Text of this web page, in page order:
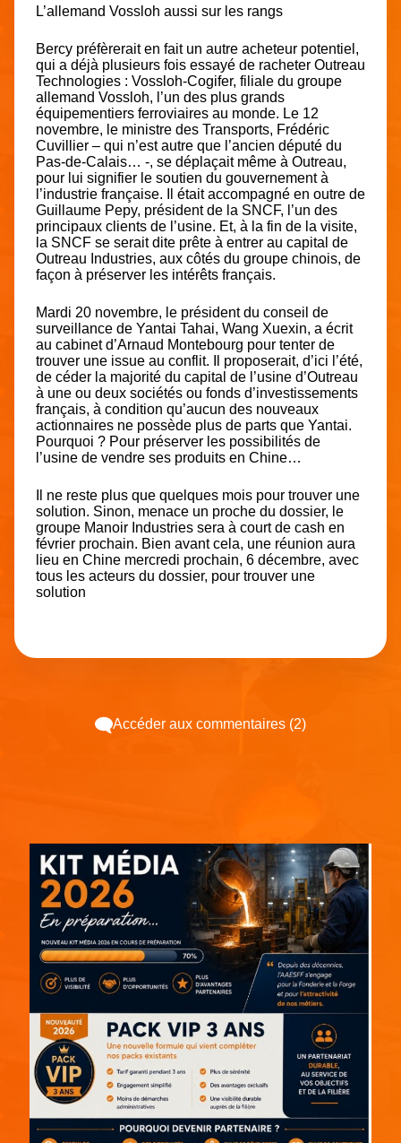
L’allemand Vossloh aussi sur les rangs
Bercy préfèrerait en fait un autre acheteur potentiel,
qui a déjà plusieurs fois essayé de racheter Outreau
Technologies : Vossloh-Cogifer, filiale du groupe
allemand Vossloh, l’un des plus grands
équipementiers ferroviaires au monde. Le 12
novembre, le ministre des Transports, Frédéric
Cuvillier – qui n’est autre que l’ancien député du
Pas-de-Calais… -, se déplaçait même à Outreau,
pour lui signifier le soutien du gouvernement à
l’industrie française. Il était accompagné en outre de
Guillaume Pepy, président de la SNCF, l’un des
principaux clients de l’usine. Et, à la fin de la visite,
la SNCF se serait dite prête à entrer au capital de
Outreau Industries, aux côtés du groupe chinois, de
façon à préserver les intérêts français.
Mardi 20 novembre, le président du conseil de
surveillance de Yantai Tahai, Wang Xuexin, a écrit
au cabinet d’Arnaud Montebourg pour tenter de
trouver une issue au conflit. Il proposerait, d’ici l’été,
de céder la majorité du capital de l’usine d’Outreau
à une ou deux sociétés ou fonds d’investissements
français, à condition qu’aucun des nouveaux
actionnaires ne possède plus de parts que Yantai.
Pourquoi ? Pour préserver les possibilités de
l’usine de vendre ses produits en Chine…
Il ne reste plus que quelques mois pour trouver une
solution. Sinon, menace un proche du dossier, le
groupe Manoir Industries sera à court de cash en
février prochain. Bien avant cela, une réunion aura
lieu en Chine mercredi prochain, 6 décembre, avec
tous les acteurs du dossier, pour trouver une
solution
Accéder aux commentaires (2)